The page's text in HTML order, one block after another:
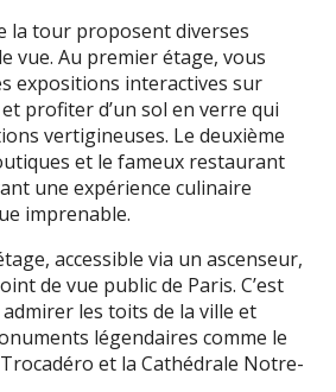
la tour proposent diverses
vue. Au premier étage, vous
expositions interactives sur
profiter d’un sol en verre qui
vertigineuses. Le deuxième
et le fameux restaurant
une expérience culinaire
imprenable.
accessible via un ascenseur,
de vue public de Paris. C’est
les toits de la ville et
légendaires comme le
et la Cathédrale Notre-